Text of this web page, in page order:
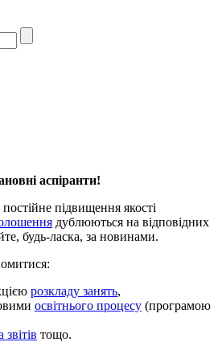
аспіранти!
підвищення якості
дублюються на відповідних
будь-ласка, за новинами.
розкладу занять,
освітнього процесу (програмою
тощо.